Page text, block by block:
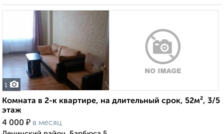
1
Комната в 2-к квартире, на длительный срок, 52м², 3/5
этаж
4 000 ₽ в месяц